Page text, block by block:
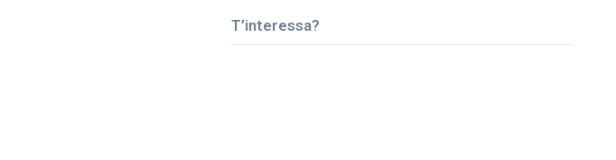
T’interessa?